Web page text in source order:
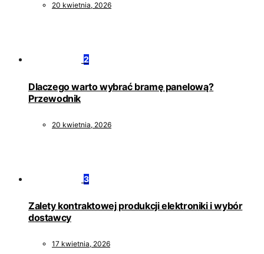
20 kwietnia, 2026
2
Dlaczego warto wybrać bramę panelową?
Przewodnik
20 kwietnia, 2026
3
Zalety kontraktowej produkcji elektroniki i wybór
dostawcy
17 kwietnia, 2026